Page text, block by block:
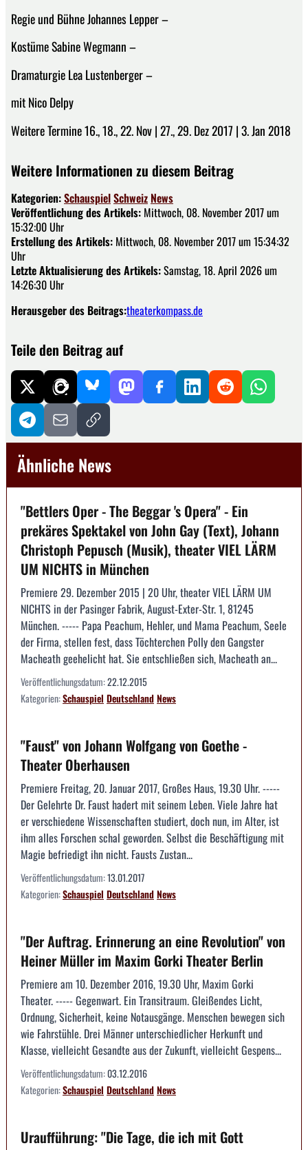
Regie und Bühne Johannes Lepper –
Kostüme Sabine Wegmann –
Dramaturgie Lea Lustenberger –
mit Nico Delpy
Weitere Termine 16., 18., 22. Nov | 27., 29. Dez 2017 | 3. Jan 2018
Weitere Informationen zu diesem Beitrag
Kategorien:SchauspielSchweiz News
Veröffentlichung des Artikels: Mittwoch, 08. November 2017 um
15:32:00 Uhr
Erstellung des Artikels: Mittwoch, 08. November 2017 um 15:34:32
Uhr
Letzte Aktualisierung des Artikels:Samstag, 18. April 2026 um
14:26:30 Uhr
Herausgeber des Beitrags:theaterkompass.de
Teile den Beitrag auf
Ähnliche News
"Bettlers Oper - The Beggar 's Opera" - Ein
prekäres Spektakel von John Gay (Text), Johann
Christoph Pepusch (Musik), theater VIEL LÄRM
UM NICHTS in München
Premiere 29. Dezember 2015 | 20 Uhr, theater VIEL LÄRM UM
NICHTS in der Pasinger Fabrik, August-Exter-Str. 1, 81245
München. ----- Papa Peachum, Hehler, und Mama Peachum, Seele
der Firma, stellen fest, dass Töchterchen Polly den Gangster
Macheath geehelicht hat. Sie entschließen sich, Macheath an...
Veröffentlichungsdatum:22.12.2015
Kategorien:Schauspiel DeutschlandNews
"Faust" von Johann Wolfgang von Goethe -
Theater Oberhausen
Premiere Freitag, 20. Januar 2017, Großes Haus, 19.30 Uhr. -----
Der Gelehrte Dr. Faust hadert mit seinem Leben. Viele Jahre hat
er verschiedene Wissenschaften studiert, doch nun, im Alter, ist
ihm alles Forschen schal geworden. Selbst die Beschäftigung mit
Magie befriedigt ihn nicht. Fausts Zustan...
Veröffentlichungsdatum:13.01.2017
Kategorien:Schauspiel DeutschlandNews
"Der Auftrag. Erinnerung an eine Revolution" von
Heiner Müller im Maxim Gorki Theater Berlin
Premiere am 10. Dezember 2016, 19.30 Uhr, Maxim Gorki
Theater. ----- Gegenwart. Ein Transitraum. Gleißendes Licht,
Ordnung, Sicherheit, keine Notausgänge. Menschen bewegen sich
wie Fahrstühle. Drei Männer unterschiedlicher Herkunft und
Klasse, vielleicht Gesandte aus der Zukunft, vielleicht Gespens...
Veröffentlichungsdatum:03.12.2016
Kategorien:Schauspiel DeutschlandNews
Uraufführung: "Die Tage, die ich mit Gott